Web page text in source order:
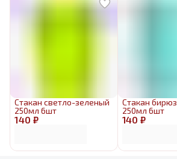
140 ₽
Стакан светло-зеленый
250мл 6шт
140 ₽
Стакан
250мл 6шт